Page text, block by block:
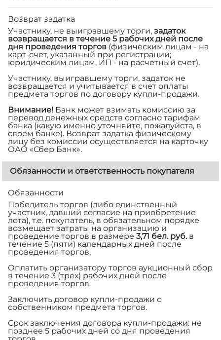
Возврат задатка
Участнику, не выигравшему торги, задаток
возвращается в течение 5 рабочих дней после
дня проведения торгов (физическим лицам - на
карт-счет, указанный при регистрации;
юридическим лицам, ИП - на расчетный счет).
Участнику, выигравшему торги, задаток не
возвращается и учитывается в счет оплаты
предмета торгов по договору купли-продажи.
Внимание! Банк может взимать комиссию за
перевод денежных средств согласно тарифам
банка (какую именно уточняйте, пожалуйста, в
своем банке). Возврат задатка физическому
лицу без комиссии осуществляется на карточку
ОАО «Сбер Банк».
Обязанности и ответственность покупателя
Обязанности
Победитель торгов (либо единственный
участник, давший согласие на приобретение
лота), т.е. покупатель, в обязательном порядке
возмещает затраты на организацию и
проведение торгов в размере 3,71 бел. руб.в
течение 5 (пяти) календарных дней после
проведения торгов.
Оплатить организатору торгов аукционный сбор
в течение 3 (трех) рабочих дней после
проведения торгов.
Заключить договор купли-продажи с
собственником предмета торгов.
Срок заключения договора купли-продажи: не
позднее 5 рабочих дней со дня проведения